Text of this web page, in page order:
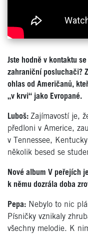
Jste hodně v kontaktu
zahraniční posluchači?
ohlas od Američanů,
„v krvi“ jako Evropané.
Luboš: Zajímavostí je,
předloni v Americe,
v Tennessee,
několik besed se
Nové album V peřejích
k němu dozrála doba
Pepa: Nebylo to nic
Písničky vznikaly
všechny melodie. K